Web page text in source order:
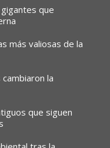
que
más valiosas de la
la
que siguen